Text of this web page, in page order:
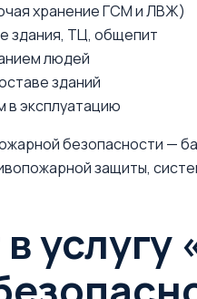
хранение ГСМ и ЛВЖ)
здания, ТЦ, общепит
людей
зданий
эксплуатацию
безопасности —
защиты,